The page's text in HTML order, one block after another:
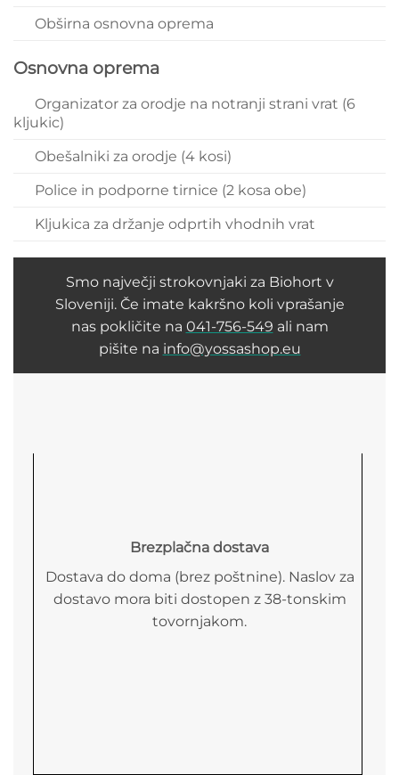
Obširna osnovna oprema
Osnovna oprema
Organizator za orodje na notranji strani vrat (6
kljukic)
Obešalniki za orodje (4 kosi)
Police in podporne tirnice (2 kosa obe)
Kljukica za držanje odprtih vhodnih vrat
Smo največji strokovnjaki za Biohort v
Sloveniji. Če imate kakršno koli vprašanje
nas pokličite na 041-756-549 ali nam
pišite na info@yossashop.eu
Brezplačna dostava
Dostava do doma (brez poštnine). Naslov za
dostavo mora biti dostopen z 38-tonskim
tovornjakom.